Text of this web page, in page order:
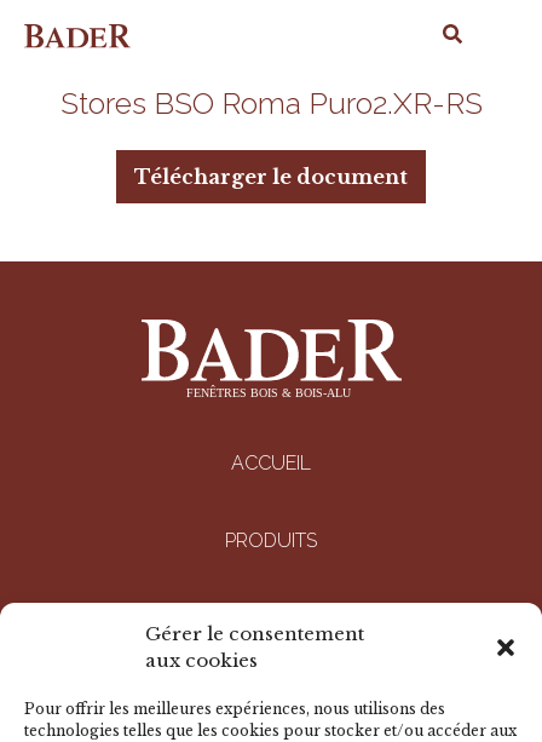
Gérer le consentement
aux cookies
Pour offrir les meilleures expériences, nous utilisons des
technologies telles que les cookies pour stocker et/ou accéder aux
Stores BSO Roma Puro2.XR-RS
Télécharger le document
ACCUEIL
PRODUITS